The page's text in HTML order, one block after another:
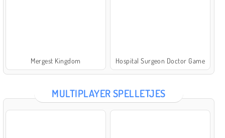
Mergest Kingdom Hospital Surgeon Doctor Game
MULTIPLAYER SPELLETJES